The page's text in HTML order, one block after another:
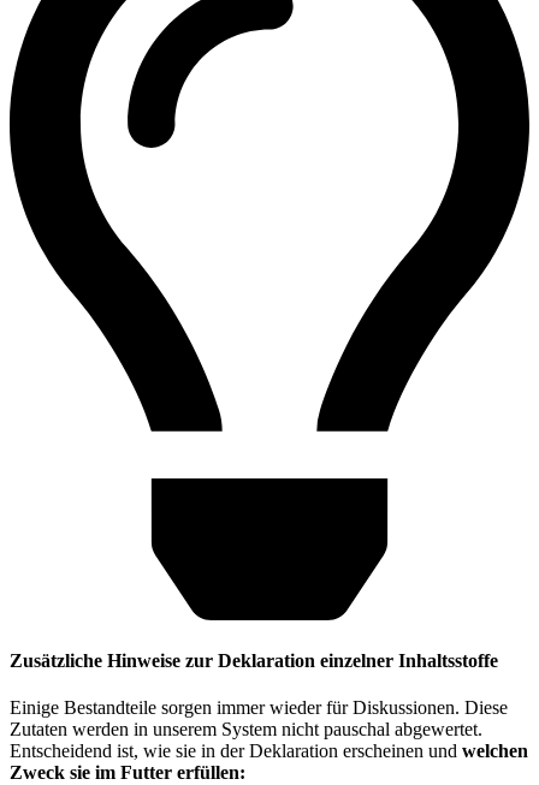
Zusätzliche Hinweise zur Deklaration einzelner Inhaltsstoffe
Einige Bestandteile sorgen immer wieder für Diskussionen. Diese
Zutaten werden in unserem System nicht pauschal abgewertet.
Entscheidend ist, wie sie in der Deklaration erscheinen und welchen
Zweck sie im Futter erfüllen: